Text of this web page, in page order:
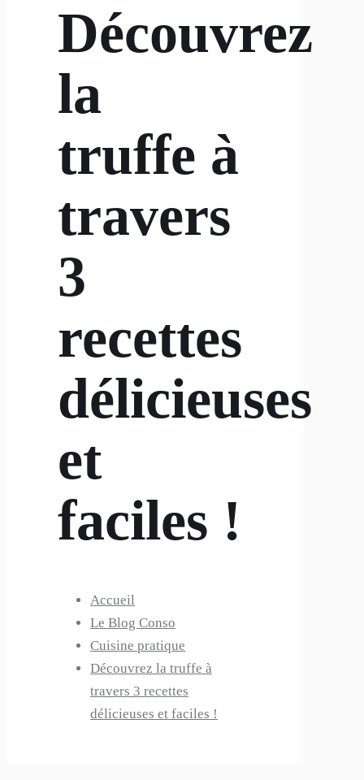
Découvrez
la
truffe à
travers
3
recettes
délicieuses
et
faciles !
Accueil
Le Blog Conso
Cuisine pratique
Découvrez la truffe à
travers 3 recettes
délicieuses et faciles !